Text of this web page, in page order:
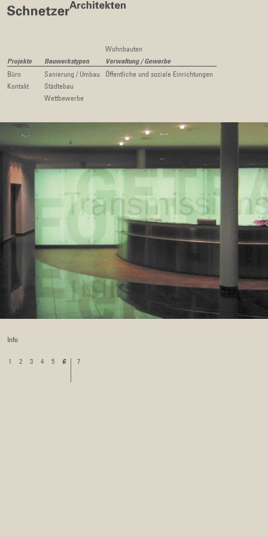
Projekte Bauwerkstypen
Wohnbauten
Verwaltung / Gewerbe
Öffentliche und soziale Einrichtungen
Sanierung / Umbau
Städtebau
Wettbewerbe
Büro
Kontakt
Info
1 2 3 4 5 6 7